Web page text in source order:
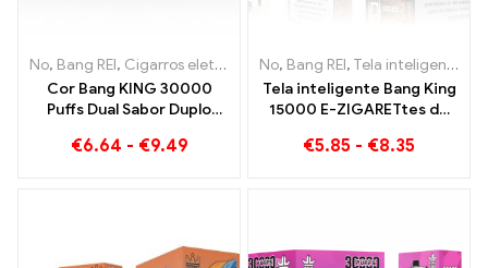
No, Bang REI, Cigarros eletrônicos descartáveis ​​Lituânia ,Cigarros
Cor Bang KING 30000
Puffs Dual Sabor Duplo
e Sour Apple Framboesa
€6.64 - €9.49
No, Bang REI, Tela inteligente Bang King 15000 Sopro
Tela inteligente Bang King
15000 E-ZIGARETtes de
congelamento de pêssego
€5.85 - €8.35